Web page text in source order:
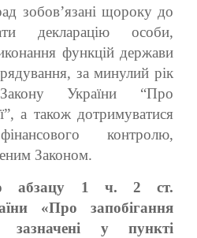
зобов’язані щороку до
декларацію особи,
функцій держави
за минулий рік
України “Про
а також дотримуватися
контролю,
Законом.
абзацу 1 ч. 2 ст.
«Про запобігання
зазначені у пункті